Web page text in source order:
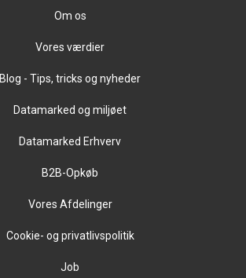
Om os
Vores værdier
Blog - Tips, tricks og nyheder
Datamarked og miljøet
Datamarked Erhverv
B2B-Opkøb
Vores Afdelinger
Cookie- og privatlivspolitik
Job